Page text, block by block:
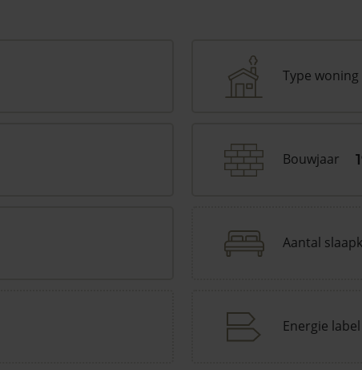
Type woning
Bouwjaar
Aantal
Energie label